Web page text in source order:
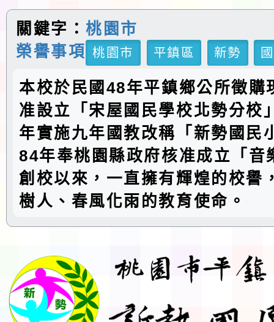
關鍵字：桃園市
榮譽事項
桃園市 平鎮區 新勢
本校於民國48年平鎮鄉公所徵購
准設立「宋屋國民學校北勢分校
年實施九年國教改稱「新勢國民
84年奉桃園縣政府核准成立「音
創校以來，一直擁有輝煌的校譽
樹人、春風化雨的教育使命。